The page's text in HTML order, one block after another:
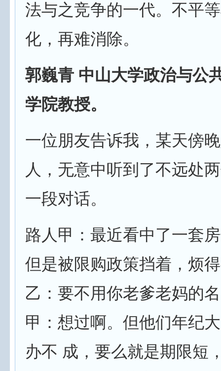
法与之竞争的一代。不平
化，再难消除。
郭巍青 中山大学政治与公
学院教授。
一位朋友告诉我，某天傍
人，无意中听到了不远处
一段对话。
路人甲：最近看中了一套
但是被限购政策挡着，烦
乙：要不用你老爹老妈的
甲：想过啊。但他们年纪
办不 成，要么就是期限短